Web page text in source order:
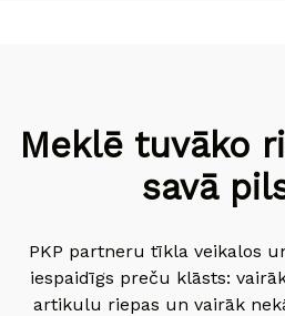
Meklē tuvāko
savā
PKP partneru tīkla veikalos
iespaidīgs preču klāsts:
artikulu riepas un vairāk